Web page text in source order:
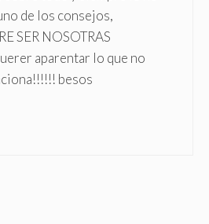
de los consejos,
SER NOSOTRAS
aparentar lo que no
besos